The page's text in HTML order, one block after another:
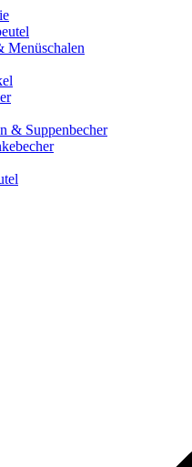
Menüschalen
& Suppenbecher